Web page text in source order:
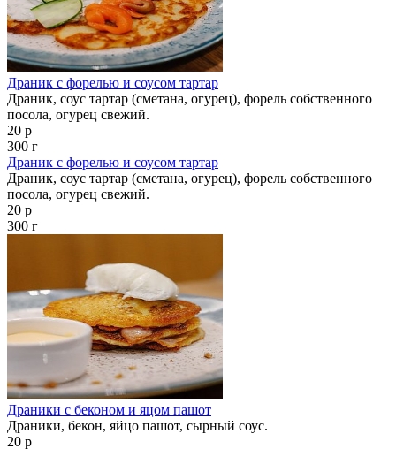
Драник с форелью и соусом тартар
Драник, соус тартар (сметана, огурец), форель собственного
посола, огурец свежий.
20 р
300 г
Драник с форелью и соусом тартар
Драник, соус тартар (сметана, огурец), форель собственного
посола, огурец свежий.
20 р
300 г
Драники с беконом и яцом пашот
Драники, бекон, яйцо пашот, сырный соус.
20 р